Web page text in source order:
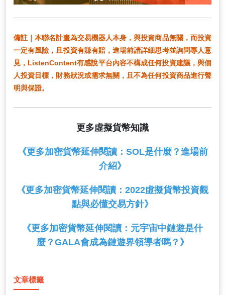
備註｜本聯名計畫為交易機器人本身，與投資商品無關，而投資
一定有風險，且投資有賺有賠，進場前請詳細思考並詢問專人意
見，ListenContent有感說平台內容不構成任何投資建議，與個
人投資目標，財務狀況或需求無關，且不為任何投資商品進行聲
明與保證。
更多虛擬貨幣知識
《更多加密貨幣延伸閱讀：SOL是什麼？進場前
介紹》
《更多加密貨幣延伸閱讀：2022虛擬貨幣投資觀
點與必懂交易方針》
《更多加密貨幣延伸閱讀：元宇宙中鏈遊是什
麼？GALA會成為鏈遊界領導者嗎？》
文章標籤